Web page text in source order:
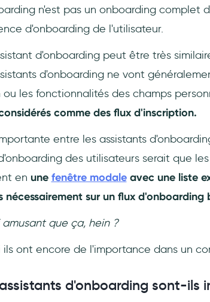
n'est pas un onboarding complet
d'onboarding de l'utilisateur.
d'onboarding peut être très
d'onboarding ne vont
les fonctionnalités des champs
comme des flux d'inscription.
entre les assistants
des utilisateurs serait que
en une fenêtre modaleavec une liste
sur un flux d'onboarding
amusant que ça, hein ?
ils ont encore de l'importance dans un
d'onboarding sont-ils